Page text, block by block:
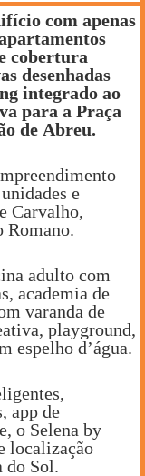
com apenas
cobertura
desenhadas
integrado ao
para a Praça
de Abreu.
e
Carvalho,
adulto com
academia de
varanda de
playground,
espelho d’água.
app de
o Selena by
localização
Sol.